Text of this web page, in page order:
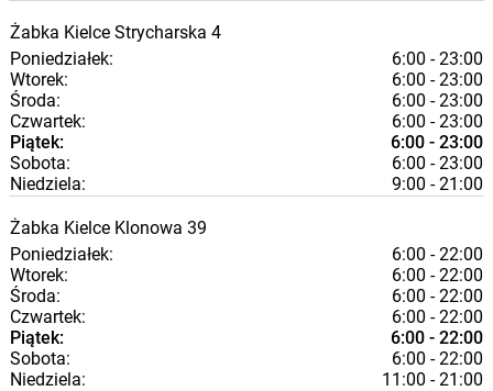
Żabka Kielce Strycharska 4
Poniedziałek:
6:00 - 23:00
Wtorek:
6:00 - 23:00
Środa:
6:00 - 23:00
Czwartek:
6:00 - 23:00
Piątek:
6:00 - 23:00
Sobota:
6:00 - 23:00
Niedziela:
9:00 - 21:00
Żabka Kielce Klonowa 39
Poniedziałek:
6:00 - 22:00
Wtorek:
6:00 - 22:00
Środa:
6:00 - 22:00
Czwartek:
6:00 - 22:00
Piątek:
6:00 - 22:00
Sobota:
6:00 - 22:00
Niedziela:
11:00 - 21:00